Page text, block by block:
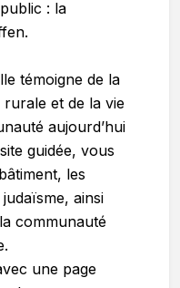
: la
témoigne de la
et de la vie
aujourd’hui
guidée, vous
les
ainsi
communauté
une page